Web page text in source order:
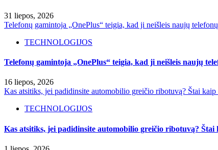
31 liepos, 2026
Telefonų gamintoja „OnePlus“ teigia, kad ji neišleis naujų
TECHNOLOGIJOS
Telefonų gamintoja „OnePlus“ teigia, kad ji neišleis naujų
16 liepos, 2026
Kas atsitiks, jei padidinsite automobilio greičio ribotuvą? Štai
TECHNOLOGIJOS
Kas atsitiks, jei padidinsite automobilio greičio ribotuvą? Štai